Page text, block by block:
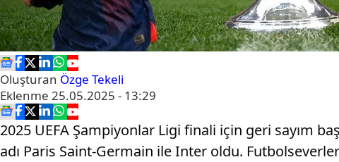
Oluşturan Özge Tekeli
Eklenme 25.05.2025 - 13:29
2025 UEFA Şampiyonlar Ligi finali için geri sayım
adı Paris Saint-Germain ile Inter oldu.